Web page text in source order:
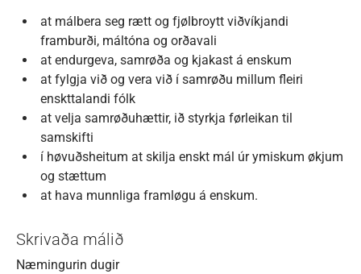
at málbera seg rætt og fjølbroytt viðvíkjandi
framburði, máltóna og orðavali
at endurgeva, samrøða og kjakast á enskum
at fylgja við og vera við í samrøðu millum fleiri
enskttalandi fólk
at velja samrøðuhættir, ið styrkja førleikan til
samskifti
í høvuðsheitum at skilja enskt mál úr ymiskum økjum
og stættum
at hava munnliga framløgu á enskum.
Skrivaða málið
Næmingurin dugir